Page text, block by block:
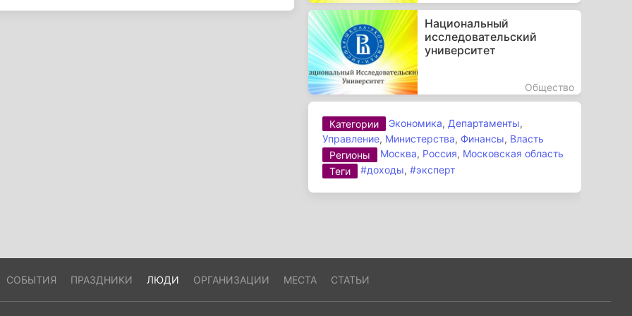
Национальный
исследовательский
университет
Общество
Категории Экономика, Департаменты,
Управление, Министерства, Финансы, Власть
Регионы
Москва, Россия, Московская область
Теги
#доходы,#эксперт
СОБЫТИЯ ПРАЗДНИКИ ЛЮДИ ОРГАНИЗАЦИИ МЕСТА СТАТЬИ